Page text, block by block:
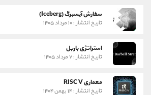
سفارش آیسبرگ (Iceberg)
تاریخ انتشار : ۱۰ مرداد ۱۴۰۵
استراتژی باربل
تاریخ انتشار : ۷ مرداد ۱۴۰۵
معماری RISC V
تاریخ انتشار : ۱۴ بهمن ۱۴۰۴